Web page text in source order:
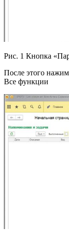
Рис. 1 Кнопка
После этого
Все функции